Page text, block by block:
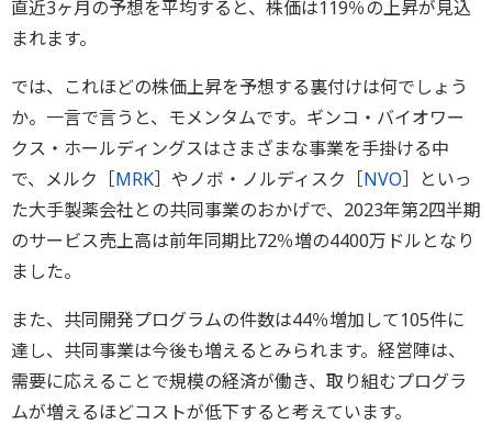
直近3ヶ月の予想を平均すると、株価は119％の上昇が見込
まれます。
では、これほどの株価上昇を予想する裏付けは何でしょう
か。一言で言うと、モメンタムです。ギンコ・バイオワー
クス・ホールディングスはさまざまな事業を手掛ける中
で、メルク［MRK］やノボ・ノルディスク［NVO］といっ
た大手製薬会社との共同事業のおかげで、2023年第2四半期
のサービス売上高は前年同期比72％増の4400万ドルとなり
ました。
また、共同開発プログラムの件数は44％増加して105件に
達し、共同事業は今後も増えるとみられます。経営陣は、
需要に応えることで規模の経済が働き、取り組むプログラ
ムが増えるほどコストが低下すると考えています。